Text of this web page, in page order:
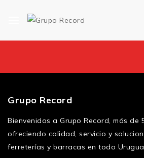
Grupo Record
Bienvenidos a Grupo Record, más de
ofreciendo calidad, servicio y
ferreterías y barracas en todo